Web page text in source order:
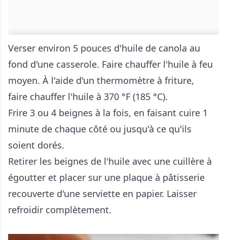
Verser environ 5 pouces d'huile de canola au
fond d'une casserole. Faire chauffer l'huile à feu
moyen. À l'aide d'un thermomètre à friture,
faire chauffer l'huile à 370 °F (185 °C).
Frire 3 ou 4 beignes à la fois, en faisant cuire 1
minute de chaque côté ou jusqu'à ce qu'ils
soient dorés.
Retirer les beignes de l'huile avec une cuillère à
égoutter et placer sur une plaque à pâtisserie
recouverte d'une serviette en papier. Laisser
refroidir complètement.